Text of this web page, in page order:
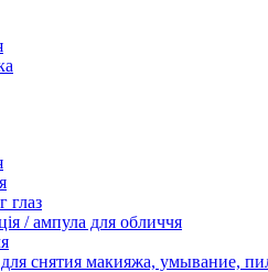
глаз
/ ампула для обличчя
снятия макияжа, умывание,